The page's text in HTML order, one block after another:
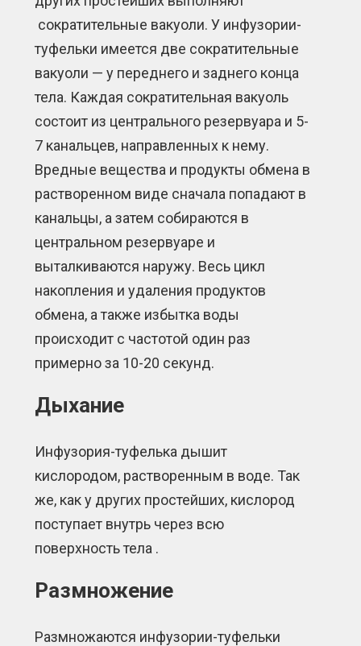
сократительные вакуоли. У инфузории-
туфельки имеется две сократительные
вакуоли — у переднего и заднего конца
тела. Каждая сократительная вакуоль
состоит из центрального резервуара и 5-
7 канальцев, направленных к нему.
Вредные вещества и продукты обмена в
растворенном виде сначала попадают в
канальцы, а затем собираются в
центральном резервуаре и
выталкиваются наружу. Весь цикл
накопления и удаления продуктов
обмена, а также избытка воды
происходит с частотой один раз
примерно за 10-20 секунд.
Дыхание
Инфузория-туфелька дышит
кислородом, растворенным в воде. Так
же, как у других простейших, кислород
поступает внутрь через всю
поверхность тела .
Размножение
Размножаются инфузории-туфельки